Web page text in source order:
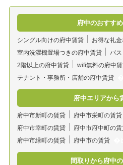
府中のおすす
シングル向けの府中賃貸
お得な礼
室内洗濯機置場つきの府中賃貸
バ
2階以上の府中賃貸
wifi無料の府中
テナント・事務所・店舗の府中賃貸
府中エリアから
府中市新町の賃貸 府中市栄町の賃貸
府中市幸町の賃貸
府中市府中町の
府中市緑町の賃貸
府中市の賃貸
間取りから府中